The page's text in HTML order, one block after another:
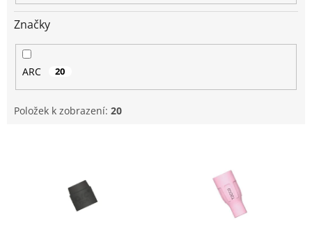
Značky
ARC 20
Položek k zobrazení: 20